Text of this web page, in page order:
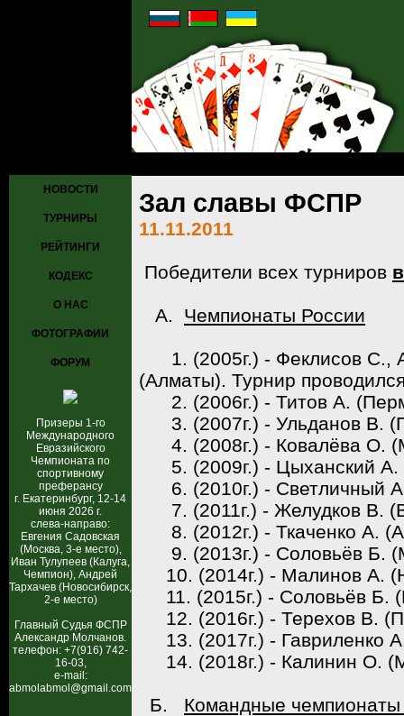
НОВОСТИ
ТУРНИРЫ
РЕЙТИНГИ
КОДЕКС
О НАС
ФОТОГРАФИИ
ФОРУМ
Призеры 1-го
Международного
Евразийского
Чемпионата по
спортивному
преферансу
г. Екатеринбург, 12-14
июня 2026 г.
слева-направо:
Евгения Садовская
(Москва, 3-е место),
Иван Тулупеев (Калуга,
Чемпион), Андрей
Тархачев (Новосибирск,
2-е место)
Главный Судья ФСПР
Александр Молчанов.
телефон: +7(916) 742-
16-03,
e-mail:
abmolabmol@gmail.com
Зал славы ФСПР
11.11.2011
Победители всех турниров
А. Чемпионаты России
1. (2005г.) - Феклисов С.,
(Алматы). Турнир
2. (2006г.) - Титов А.
3. (2007г.) - Ульданов В.
4. (2008г.) - Ковалёва О.
5. (2009г.) - Цыханский А.
6. (2010г.) - Светличный
7. (2011г.) - Желудков В.
8. (2012г.) - Ткаченко А.
9. (2013г.) - Соловьёв Б.
10. (2014г.) - Малинов А.
11. (2015г.) - Соловьёв Б.
12. (2016г.) - Терехов В.
13. (2017г.) - Гавриленко
14. (2018г.) - Калинин О.
Б. Командные чемпионаты